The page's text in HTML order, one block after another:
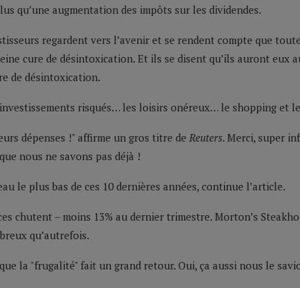
qu’une augmentation des impôts sur les dividendes.
regardent vers l’avenir et se rendent compte que
cure de désintoxication. Et ils se disent qu’ils auront eux
de désintoxication.
risqués… les loisirs onéreux… le shopping et
dépenses !" affirme un gros titre de Reuters. Merci, super
nous ne savons pas déjà !
le plus bas de ces 10 dernières années, continue l’article.
chutent – moins 13% au dernier trimestre. Morton’s
qu’autrefois.
la "frugalité" fait un grand retour. Oui, ça aussi nous le